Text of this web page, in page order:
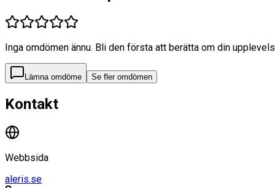
Inga omdömen ännu. Bli den första att berätta om din
Lämna omdöme Se fler omdömen
Kontakt
Webbsida
aleris.se